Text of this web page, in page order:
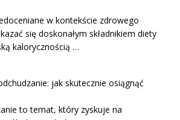
w kontekście zdrowego
się doskonałym składnikiem diety
kalorycznością …
jak skutecznie osiągnąć
to temat, który zyskuje na